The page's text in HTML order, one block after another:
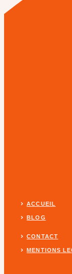
ACCUEIL
BLOG
CONTACT
MENTIONS